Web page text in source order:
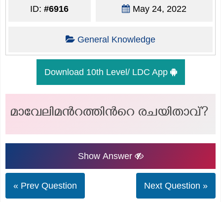
ID:#6916 May 24, 2022
General Knowledge
Download 10th Level/ LDC App
മാവേലിമന്‍റത്തിന്‍റെ രചയിതാവ്?
Show Answer
« Prev Question Next Question »